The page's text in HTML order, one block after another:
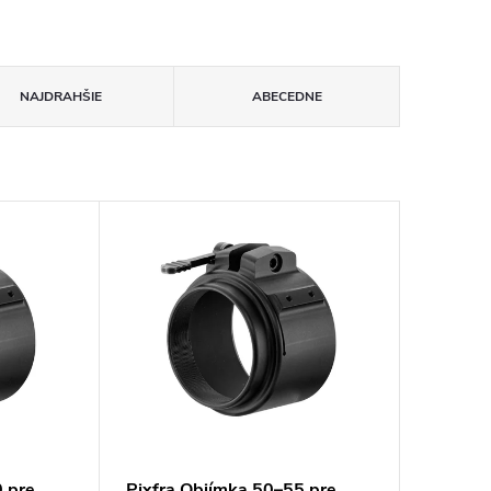
NAJDRAHŠIE ABECEDNE